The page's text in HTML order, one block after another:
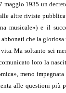
maggio 1935 un
altre riviste
musicale») e il
che la
Ma soltanto sei
loro la
meno
alle questioni più